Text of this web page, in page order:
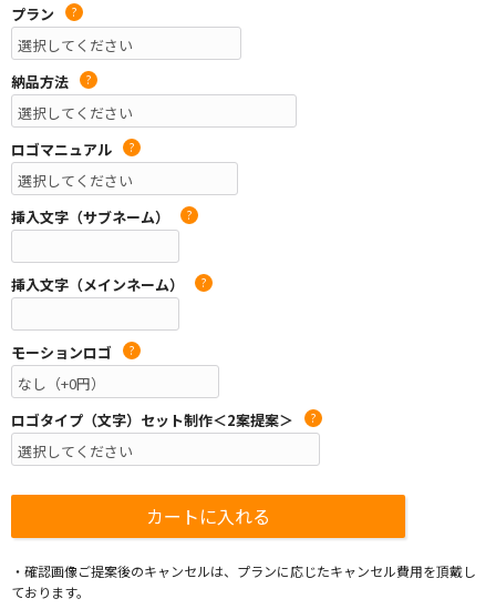
プラン
?
納品方法 ?
ロゴマニュアル ?
挿入文字（サブネーム） ?
挿入文字（メインネーム） ?
モーションロゴ ?
ロゴタイプ（文字）セット制作＜2案提案＞ ?
・確認画像ご提案後のキャンセルは、プランに応じたキャンセル費用を頂戴し
ております。